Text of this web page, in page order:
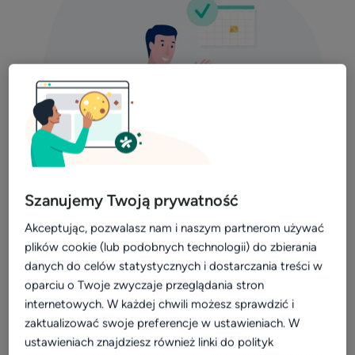
Dla placówki
Kalkulator
Efektywność i rozwój
Widoczność w sieci
Komunikacja z pacjentami
Patient experience
Dla placówek medycznych
Konsultacje online
Aktualizacja profilu placówki
Marketing dla placówek
Wyzwanie 1: Brak czasu na zebranie
podstawowych informacji o pacjencie?
Skorzystaj z formularza przed wizytą.
E-mail, data urodzenia, powód wizyty, adres,
dotychczasowe rozpoznania, alergie i przyjmowane leki -
to tylko część informacji, które możesz zebrać od
pacjentów zanim pojawią się w gabinecie. Uruchomienie
Szanujemy Twoją prywatność
Akceptując, pozwalasz nam i naszym partnerom używać
plików cookie (lub podobnych technologii) do zbierania
danych do celów statystycznych i dostarczania treści w
oparciu o Twoje zwyczaje przeglądania stron
internetowych. W każdej chwili możesz sprawdzić i
zaktualizować swoje preferencje w ustawieniach. W
ustawieniach znajdziesz również linki do polityk